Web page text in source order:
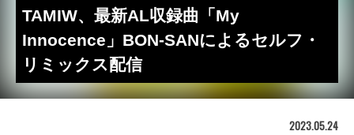
TAMIW、最新AL収録曲「My
Innocence」BON-SANによるセルフ・
リミックス配信
2023.05.24